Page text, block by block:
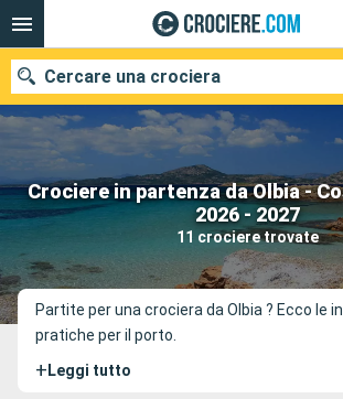
Crociere in partenza da Olbia -
2026 - 2027
11 crociere trovate
Cercare una crociera
Le nostre destinazioni
Porti
Partite per una crociera da Olbia ? Ecco le
pratiche per il porto.
+ Leggi tutto